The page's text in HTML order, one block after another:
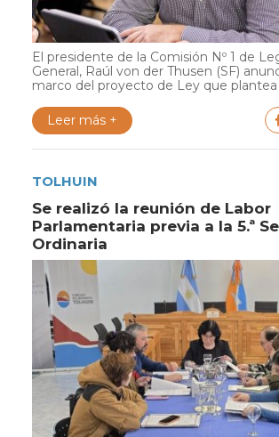
El presidente de la Comisión Nº 1 de
General, Raúl von der Thusen (SF)
marco del proyecto de Ley que plantea
Leer más +
TOLHUIN
Se realizó la reunión de Labor
Parlamentaria previa a la 5.ª
Ordinaria